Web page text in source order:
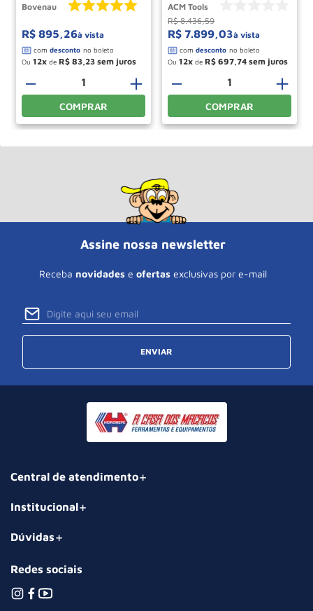
Bovenau
R$ 895,26à vista
Ou 12 de R$ 83 23
＋
－
COMPRAR
ACM Tools
R$ 8.436,59
R$ 7.899,03à vista
Ou 12 de R$ 697 74
＋
－
COMPRAR
Assine nossa newsletter
Receba novidades e ofertas exclusivas por e-mail
ENVIAR
Central de atendimento
Institucional
Dúvidas
Redes sociais